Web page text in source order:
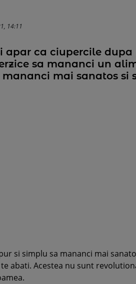
14:11
apar ca ciupercile
sa mananci un
mai sanatos si
si simplu sa mananci mai
abati. Acestea nu sunt